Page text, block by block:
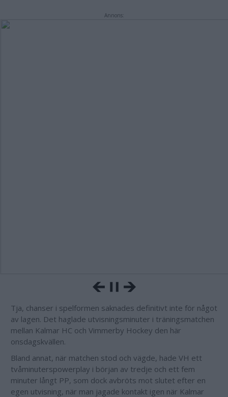
Annons:
Tja, chanser i spelformen saknades definitivt inte för något
av lagen. Det haglade utvisningsminuter i träningsmatchen
mellan Kalmar HC och Vimmerby Hockey den här
onsdagskvällen.
Bland annat, när matchen stod och vägde, hade VH ett
tvåminuterspowerplay i början av tredje och ett fem
minuter långt PP, som dock avbröts mot slutet efter en
egen utvisning, när man jagade kontakt igen när Kalmar